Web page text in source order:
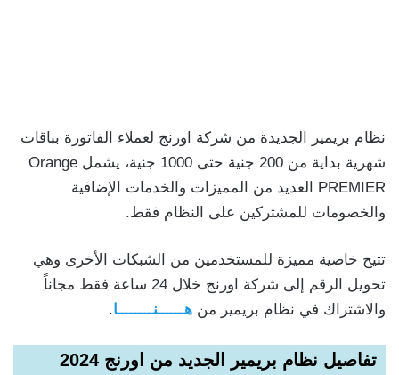
نظام بريمير الجديدة من شركة اورنج لعملاء الفاتورة بباقات
شهرية بداية من 200 جنية حتى 1000 جنية، يشمل Orange
PREMIER العديد من المميزات والخدمات الإضافية
والخصومات للمشتركين على النظام فقط.
تتيح خاصية مميزة للمستخدمين من الشبكات الأخرى وهي
تحويل الرقم إلى شركة اورنج خلال 24 ساعة فقط مجاناً
والاشتراك في نظام بريمير من هــــــنــــــــا.
تفاصيل نظام بريمير الجديد من اورنج 2024